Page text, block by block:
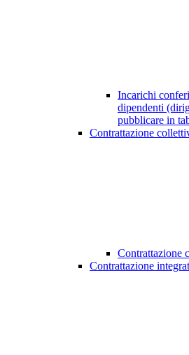
Incarichi
dipendenti
pubblicare in
Contrattazione
Contrattazione
Contrattazione